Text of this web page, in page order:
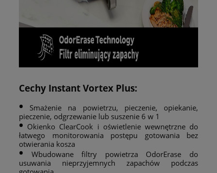
Cechy Instant Vortex Plus:
• Smażenie na powietrzu, pieczenie, opiekanie,
pieczenie, odgrzewanie lub suszenie 6 w 1
• Okienko ClearCook i oświetlenie wewnętrzne do
łatwego monitorowania postępu gotowania bez
otwierania kosza
• Wbudowane filtry powietrza OdorErase do
usuwania nieprzyjemnych zapachów podczas